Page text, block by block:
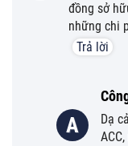
đồng sở
những chi
Trả lời
A
Dạ